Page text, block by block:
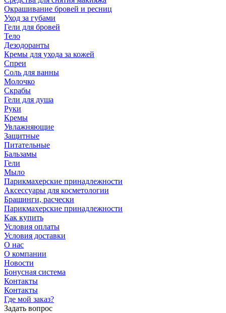
Окрашивание бровей и ресниц
Уход за губами
Гели для бровей
Тело
Дезодоранты
Кремы для ухода за кожей
Спреи
Соль для ванны
Молочко
Скрабы
Гели для душа
Руки
Кремы
Увлажняющие
Защитные
Питательные
Бальзамы
Гели
Мыло
Парикмахерские принадлежности
Аксессуары для косметологии
Брашинги, расчески
Парикмахерские принадлежности
Как купить
Условия оплаты
Условия доставки
О нас
О компании
Новости
Бонусная система
Контакты
Контакты
Где мой заказ?
Задать вопрос